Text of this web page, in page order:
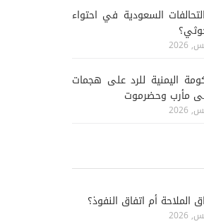
مهرجان جرش للثقافة
يختتم دورته الأربعين
السعودية في احتواء
اليمنية للرد على هجمات
مأرب وحضرموت
الملاحة أم اتفاق النفوذ؟